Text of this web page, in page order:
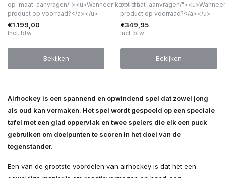
op-maat-aanvragen/"><u>Wanneer komt dit
product op voorraad?</a></u>
€1.199,00
Incl. btw
Bekijken
op-maat-aanvragen/
product op voorraad?</a></u>
€349,95
Incl. btw
Bekijken
Airhockey is een spannend en opwindend spel dat zowel jong
als oud kan vermaken. Het spel wordt gespeeld op een speciale
tafel met een glad oppervlak en twee spelers die elk een puck
gebruiken om doelpunten te scoren in het doel van de
tegenstander.
Een van de grootste voordelen van airhockey is dat het een